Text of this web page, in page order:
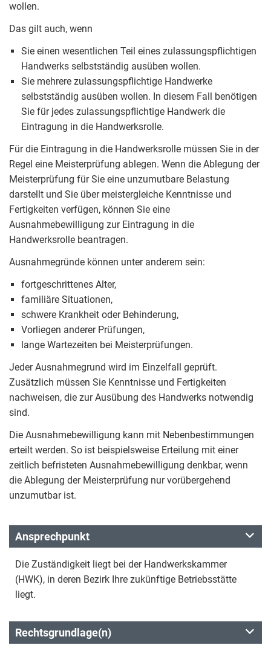
wollen.
Das gilt auch, wenn
Sie einen wesentlichen Teil eines zulassungspflichtigen
Handwerks selbstständig ausüben wollen.
Sie mehrere zulassungspflichtige Handwerke
selbstständig ausüben wollen. In diesem Fall benötigen
Sie für jedes zulassungspflichtige Handwerk die
Eintragung in die Handwerksrolle.
Für die Eintragung in die Handwerksrolle müssen Sie in der
Regel eine Meisterprüfung ablegen. Wenn die Ablegung der
Meisterprüfung für Sie eine unzumutbare Belastung
darstellt und Sie über meistergleiche Kenntnisse und
Fertigkeiten verfügen, können Sie eine
Ausnahmebewilligung zur Eintragung in die
Handwerksrolle beantragen.
Ausnahmegründe können unter anderem sein:
fortgeschrittenes Alter,
familiäre Situationen,
schwere Krankheit oder Behinderung,
Vorliegen anderer Prüfungen,
lange Wartezeiten bei Meisterprüfungen.
Jeder Ausnahmegrund wird im Einzelfall geprüft.
Zusätzlich müssen Sie Kenntnisse und Fertigkeiten
nachweisen, die zur Ausübung des Handwerks notwendig
sind.
Die Ausnahmebewilligung kann mit Nebenbestimmungen
erteilt werden. So ist beispielsweise Erteilung mit einer
zeitlich befristeten Ausnahmebewilligung denkbar, wenn
die Ablegung der Meisterprüfung nur vorübergehend
unzumutbar ist.
Ansprechpunkt
Die Zuständigkeit liegt bei der Handwerkskammer
(HWK), in deren Bezirk Ihre zukünftige Betriebsstätte
liegt.
Rechtsgrundlage(n)